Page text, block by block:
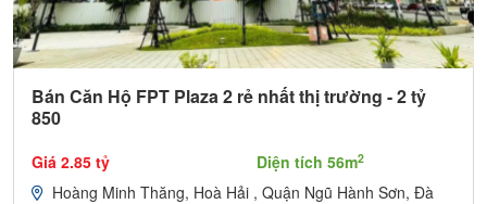
Bán Căn Hộ FPT Plaza 2 rẻ nhất thị trường - 2 tỷ
850
Giá 2.85 tỷ Diện tích 56m2
Hoàng Minh Thăng, Hoà Hải , Quận Ngũ Hành Sơn, Đà